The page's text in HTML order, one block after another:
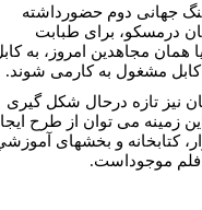
جهانی دوم حضورداشته
درمسکو، برای طبابت
همان مجاهدين امروز، به
كابل مشغول به کارمی شوند.
نيز تازه درحال شكل گيری
زمينه مى توان از طرح
كتابخانه و بخشهاى
فلم موجوداست.